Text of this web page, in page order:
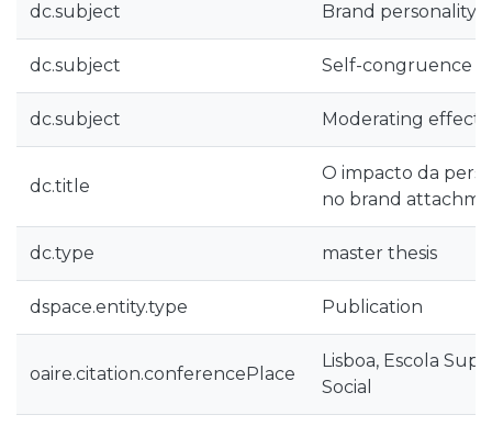
dc.subject Brand personality
dc.subject Self-congruence
dc.subject Moderating effect
dc.title
O impacto da
no brand
dc.type master thesis
dspace.entity.type Publication
oaire.citation.conferencePlace
Lisboa, Escola
Social